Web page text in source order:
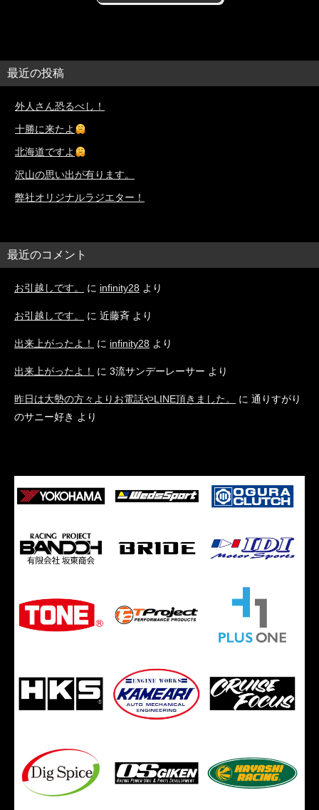
最近の投稿
外人さん恐るべし！
十勝に来たよ
北海道ですよ
沢山の思い出が有ります。
弊社オリジナルラジエター！
最近のコメント
お引越しです。 に infinity28 より
お引越しです。 に 近藤斉 より
出来上がったよ！ に infinity28 より
出来上がったよ！ に 3流サンデーレーサー より
昨日は大勢の方々よりお電話やLINE頂きました。 に 通りすがり
のサニー好き より